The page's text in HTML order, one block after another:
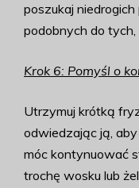
poszukaj
podobnych do
Krok 6: Pomyśl o
Utrzymuj krótką
odwiedzając ją,
móc kontynuować
trochę wosku lub